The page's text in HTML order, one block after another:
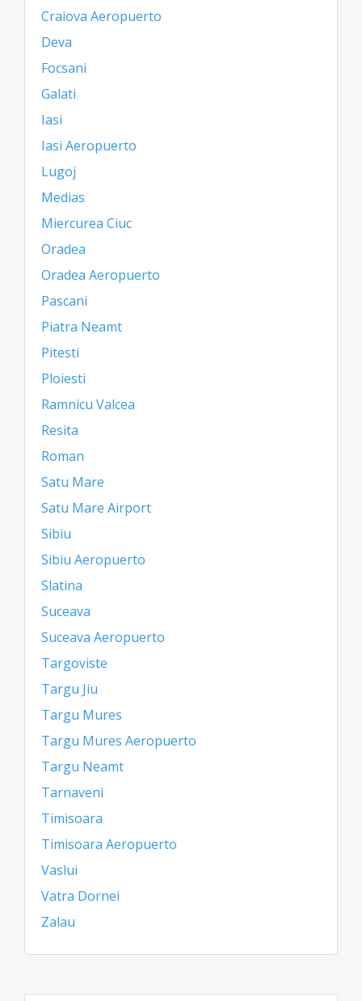
Craiova Aeropuerto
Deva
Focsani
Galati
Iasi
Iasi Aeropuerto
Lugoj
Medias
Miercurea Ciuc
Oradea
Oradea Aeropuerto
Pascani
Piatra Neamt
Pitesti
Ploiesti
Ramnicu Valcea
Resita
Roman
Satu Mare
Satu Mare Airport
Sibiu
Sibiu Aeropuerto
Slatina
Suceava
Suceava Aeropuerto
Targoviste
Targu Jiu
Targu Mures
Targu Mures Aeropuerto
Targu Neamt
Tarnaveni
Timisoara
Timisoara Aeropuerto
Vaslui
Vatra Dornei
Zalau